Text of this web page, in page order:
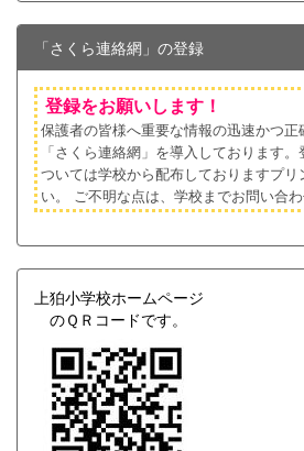
「さくら連絡網」の登録
登録をお願いします！
保護者の皆様へ重要な情報の迅速かつ
「さくら連絡網」を導入しております
ついては学校から配布しておりますプリ
い。
ご不明な点は、学校までお問い合わ
上狛小学校ホームページ
のＱＲコードです。